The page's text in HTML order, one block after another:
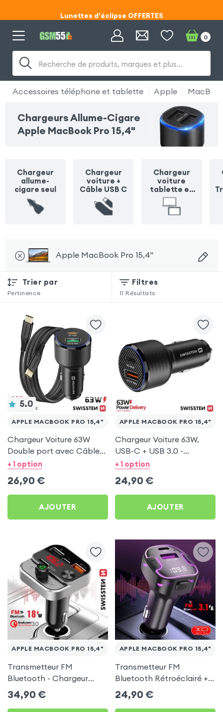
Code ECLIPSE55
Code ECLIPSE55
Recherche de produits, marques et plus…
0
Accessoires téléphone et tablette Apple
Chargeurs Allume-Cigare
Apple MacBook Pro 15,4"
Chargeur
allume-
cigare seul
Chargeur
voiture +
Câble USB C
Chargeur
voiture
tablette et
ordinateur
Apple MacBook Pro 15,4"
Trier par
Pertinence
Filtres
11 Résultats
5.0
APPLE MACBOOK PRO 15,4"
Chargeur Voiture 63W
Double port avec Câble
USB C 1m pour Apple
+ 1 option
26,90 €
AJOUTER
APPLE MACBOOK PRO 15,4"
Chargeur Voiture 63W,
USB-C + USB 3.0 -
Swissten pour Apple
+ 1 option
24,90 €
AJOUTER
APPLE MACBOOK PRO 15,4"
Transmetteur FM
Bluetooth - Chargeur
Voiture USB C + USB -
Swissten
34,90 €
APPLE MACBOOK PRO 15,4"
Transmetteur FM
Bluetooth Rétroéclairé +
Chargeur Voiture USB C
et USB - XO
24,90 €